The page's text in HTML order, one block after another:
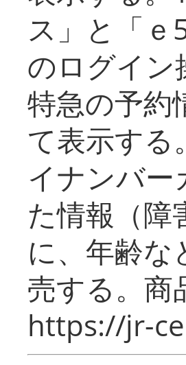
ス」と「ｅ
のログイン
特急の予約
て表示する
イナンバ
た情報（障
に、年齢な
売する。商
https://jr-